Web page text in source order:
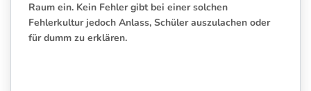
Raum ein. Kein Fehler gibt bei einer solchen
Fehlerkultur jedoch Anlass, Schüler auszulachen oder
für dumm zu erklären.